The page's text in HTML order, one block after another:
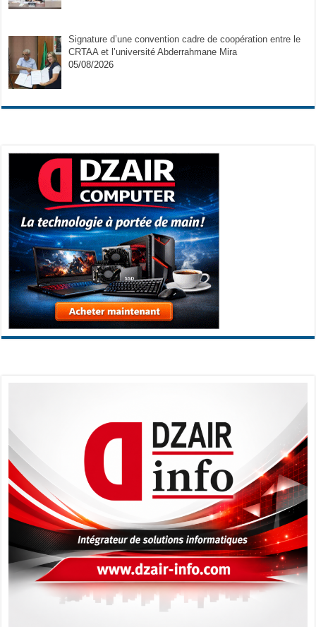
Signature d’une convention cadre de coopération entre le
CRTAA et l’université Abderrahmane Mira
05/08/2026